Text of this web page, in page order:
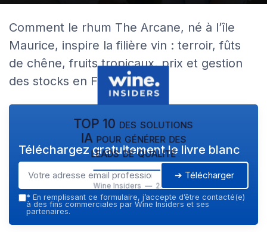
Comment le rhum The Arcane, né à l’île
Maurice, inspire la filière vin : terroir, fûts
de chêne, fruits tropicaux, prix et gestion
des stocks en France.
TOP 10 des solutions
IA pour générer des
leads de qualité
Wine Insiders — 2026
Téléchargez gratuitement le livre blanc
➔ Télécharger
* En remplissant ce formulaire, j’accepte d’être contacté(e)
à des fins commerciales par Wine Insiders et ses
partenaires.